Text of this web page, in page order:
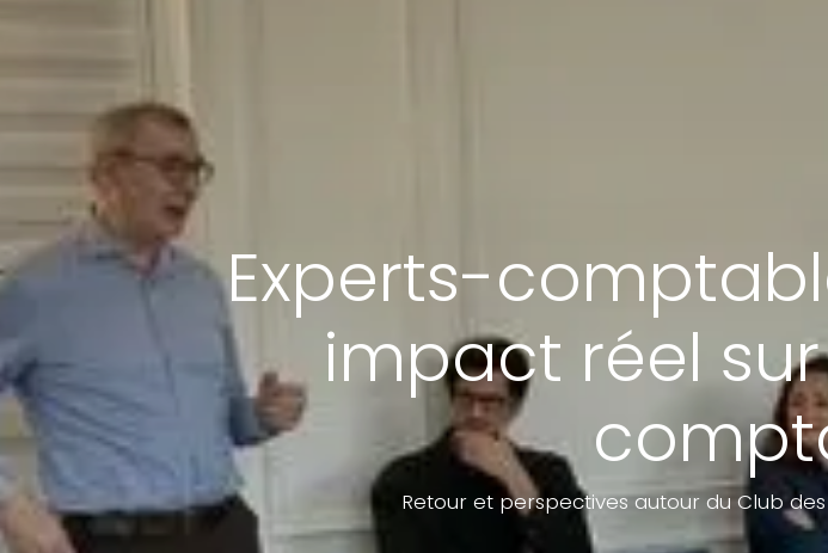
Experts-
impact réel
Retour et perspectives autour du Club